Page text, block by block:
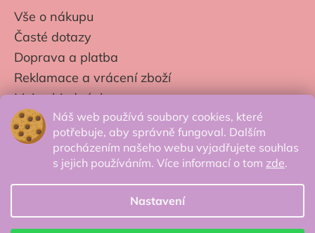
Náš web používá soubory cookies, které
potřebuje, aby správně fungoval. Dalším
procházením našeho webu vyjadřujete souhlas
s jejich používáním. Více informací o tom zde.
Nastavení
Vše o nákupu
Časté dotazy
Doprava a platba
Reklamace a vrácení zboží
Moje objednávky
Obchodní podmínky
Zpracování os. údajů
© 2026 Secretcorner.cz - Všechna práva
vyhrazena.